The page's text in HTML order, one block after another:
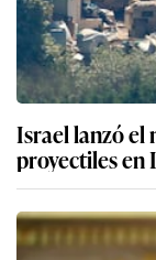
Israel lanzó el
proyectiles en